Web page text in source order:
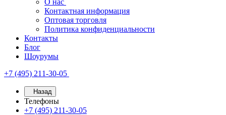
О нас
Контактная информация
Оптовая торговля
Политика конфиденциальности
Контакты
Блог
Шоурумы
+7 (495) 211-30-05
Назад
Телефоны
+7 (495) 211-30-05